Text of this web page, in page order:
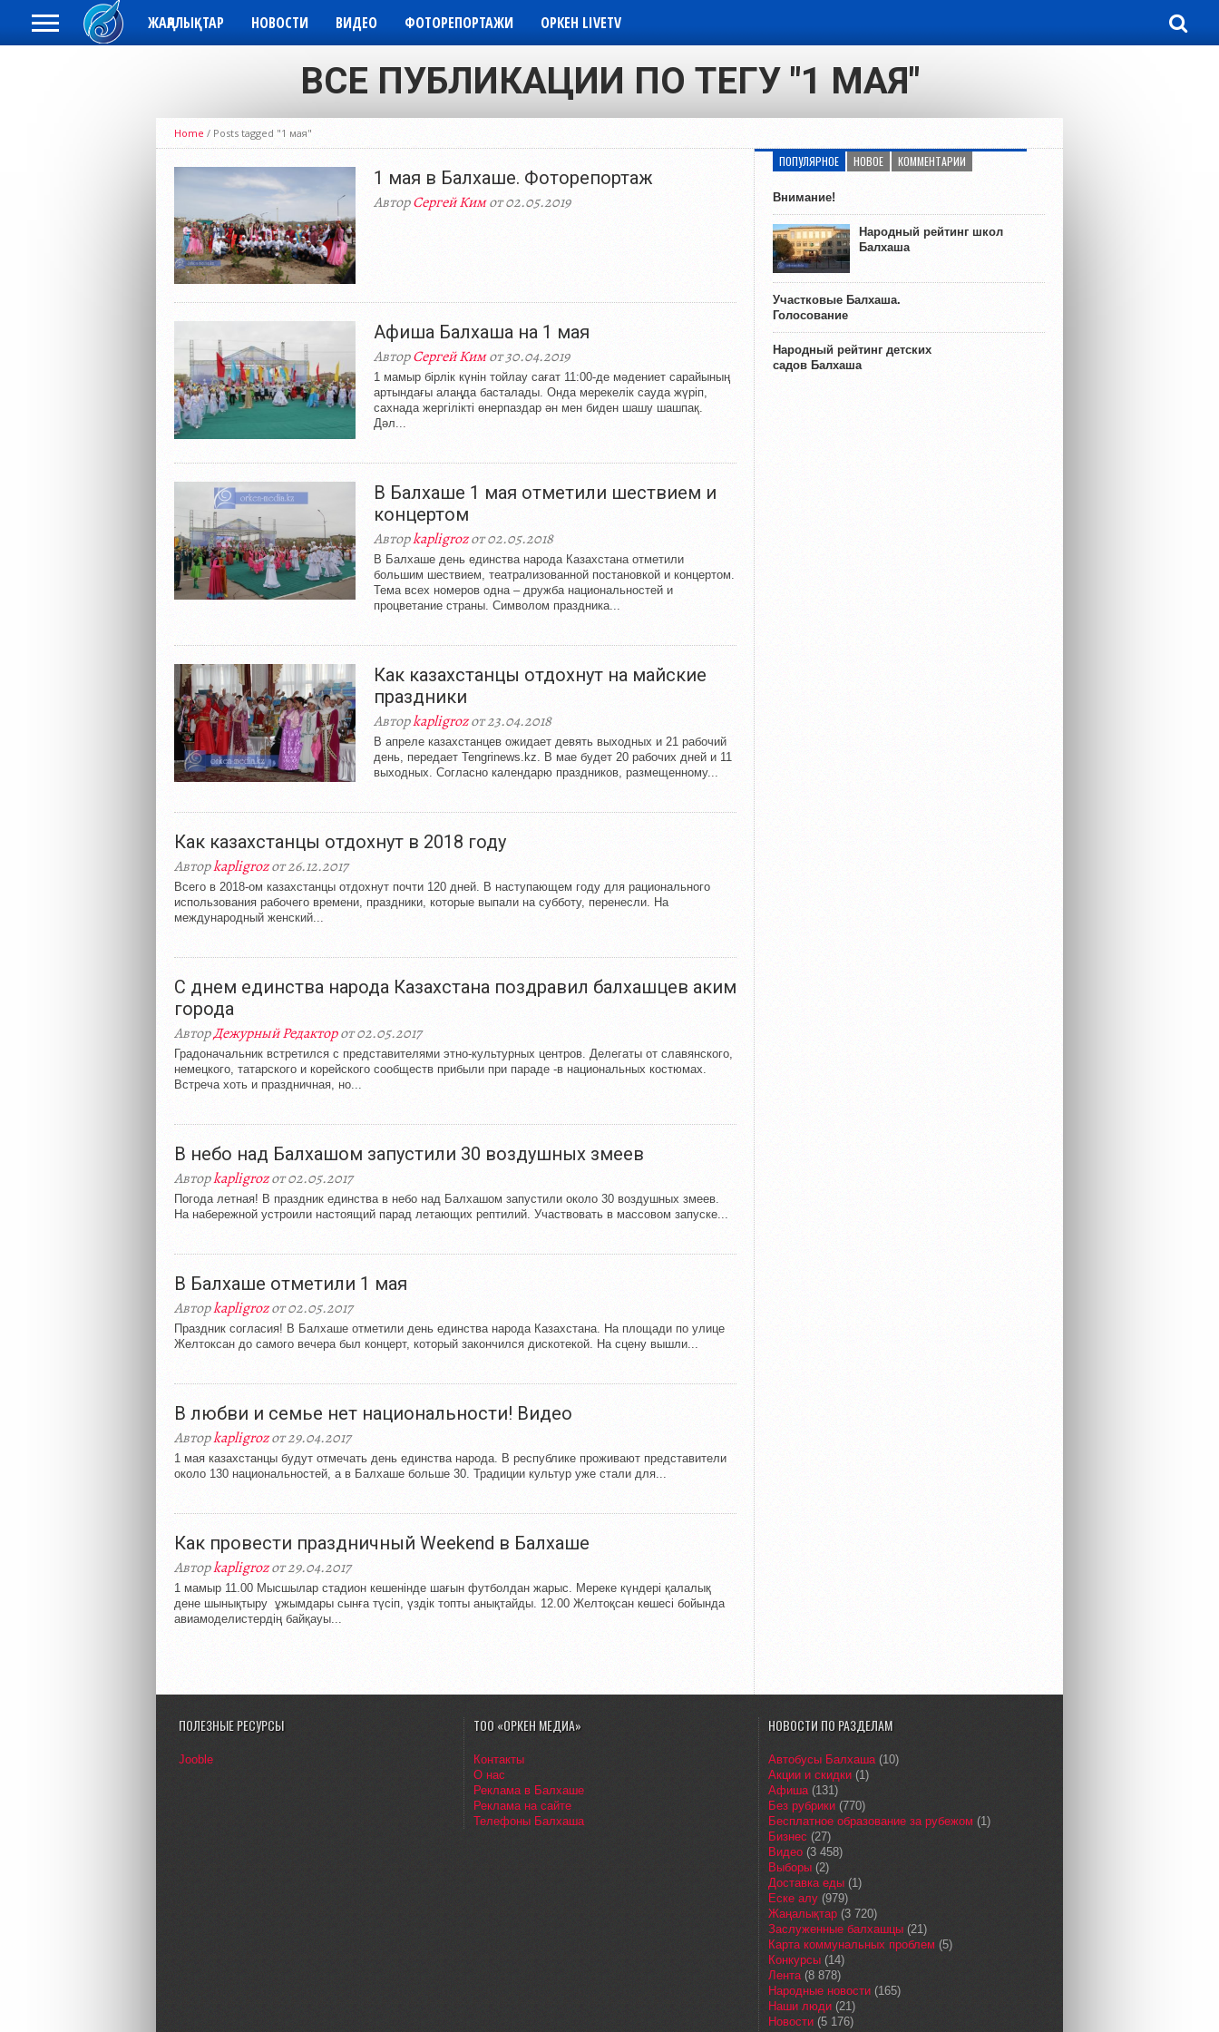
ЖАҢАЛЫҚТАР НОВОСТИ ВИДЕО ФОТОРЕПОРТАЖИ ОРКЕН LIVETV
ВСЕ ПУБЛИКАЦИИ ПО ТЕГУ "1 МАЯ"
Home / Posts tagged "1 мая"
1 мая в Балхаше. Фоторепортаж
АвторСергей Кимот 02.05.2019
Афиша Балхаша на 1 мая
АвторСергей Кимот 30.04.2019
1 мамыр бірлік күнін тойлау сағат 11:00-де мәдениет сарайының
артындағы алаңда басталады. Онда мерекелік сауда жүріп,
сахнада жергілікті өнерпаздар ән мен биден шашу шашпақ.
Дәл...
В Балхаше 1 мая отметили шествием и
концертом
Авторkapligrozот 02.05.2018
В Балхаше день единства народа Казахстана отметили
большим шествием, театрализованной постановкой и концертом.
Тема всех номеров одна – дружба национальностей и
процветание страны. Символом праздника...
Как казахстанцы отдохнут на майские
праздники
Авторkapligrozот 23.04.2018
В апреле казахстанцев ожидает девять выходных и 21 рабочий
день, передает Tengrinews.kz. В мае будет 20 рабочих дней и 11
выходных. Согласно календарю праздников, размещенному...
Как казахстанцы отдохнут в 2018 году
Авторkapligrozот 26.12.2017
Всего в 2018-ом казахстанцы отдохнут почти 120 дней. В наступающем году для рационального
использования рабочего времени, праздники, которые выпали на субботу, перенесли. На
международный женский...
С днем единства народа Казахстана поздравил балхашцев аким
города
АвторДежурный Редакторот 02.05.2017
Градоначальник встретился с представителями этно-культурных центров. Делегаты от славянского,
немецкого, татарского и корейского сообществ прибыли при параде -в национальных костюмах.
Встреча хоть и праздничная, но...
В небо над Балхашом запустили 30 воздушных змеев
Авторkapligrozот 02.05.2017
Погода летная! В праздник единства в небо над Балхашом запустили около 30 воздушных змеев.
На набережной устроили настоящий парад летающих рептилий. Участвовать в массовом запуске...
В Балхаше отметили 1 мая
Авторkapligrozот 02.05.2017
Праздник согласия! В Балхаше отметили день единства народа Казахстана. На площади по улице
Желтоксан до самого вечера был концерт, который закончился дискотекой. На сцену вышли...
В любви и семье нет национальности! Видео
Авторkapligrozот 29.04.2017
1 мая казахстанцы будут отмечать день единства народа. В республике проживают представители
около 130 национальностей, а в Балхаше больше 30. Традиции культур уже стали для...
Как провести праздничный Weekend в Балхаше
Авторkapligrozот 29.04.2017
1 мамыр 11.00 Мысшылар стадион кешенінде шағын футболдан жарыс. Мереке күндері қалалық
дене шынықтыру ұжымдары сынға түсіп, үздік топты анықтайды. 12.00 Желтоқсан көшесі бойында
авиамоделистердің байқауы...
ПОПУЛЯРНОЕ НОВОЕ КОММЕНТАРИИ
Внимание!
Народный рейтинг школ
Балхаша
Участковые Балхаша.
Голосование
Народный рейтинг детских
садов Балхаша
ПОЛЕЗНЫЕ РЕСУРСЫ
Jooble
ТОО «ОРКЕН МЕДИА»
Контакты
О нас
Реклама в Балхаше
Реклама на сайте
Телефоны Балхаша
НОВОСТИ ПО РАЗДЕЛАМ
Автобусы Балхаша(10)
Акции и скидки (1)
Афиша(131)
Без рубрики (770)
Бесплатное образование за рубежом (1)
Бизнес (27)
Видео (3 458)
Выборы (2)
Доставка еды (1)
Еске алу (979)
Жаңалықтар (3 720)
Заслуженные балхашцы (21)
Карта коммунальных проблем (5)
Конкурсы (14)
Лента(8 878)
Народные новости (165)
Наши люди (21)
Новости (5 176)